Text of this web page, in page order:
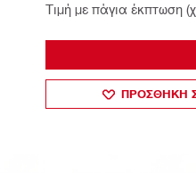
Τιμή με πάγια έκπτωση
ΠΡΟΣΘΗΚΗ